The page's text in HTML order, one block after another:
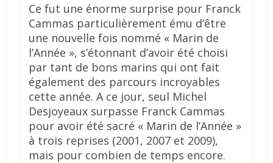
Ce fut une énorme surprise pour Franck
Cammas particulièrement ému d’être
une nouvelle fois nommé « Marin de
l’Année », s’étonnant d’avoir été choisi
par tant de bons marins qui ont fait
également des parcours incroyables
cette année. A ce jour, seul Michel
Desjoyeaux surpasse Franck Cammas
pour avoir été sacré « Marin de l’Année »
à trois reprises (2001, 2007 et 2009),
mais pour combien de temps encore.